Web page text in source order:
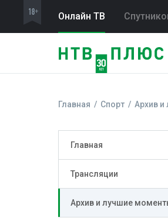
Онлайн ТВ
Главная Спорт Архив
Главная
Трансляции
Архив и лучшие